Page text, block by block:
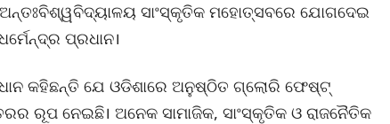
ସାଂସ୍କୃତିକ ମହୋତ୍ସବରେ ଯୋଗଦେଇ
ପ୍ରଧାନ।
କହିଛନ୍ତି ଯେ ଓଡିଶାରେ ଅନୁଷ୍ଠିତ ଗ୍ଲୋରି ଫେଷ୍ଟ୍
ରୂପ ନେଇଛି। ଅନେକ ସାମାଜିକ, ସାଂସ୍କୃତିକ ଓ ରାଜନୈତିକ